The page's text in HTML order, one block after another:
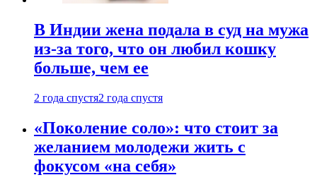
В Индии жена подала в суд на мужа
из-за того, что он любил кошку
больше, чем ее
2 года спустя2 года спустя
«Поколение соло»: что стоит за
желанием молодежи жить с
фокусом «на себя»